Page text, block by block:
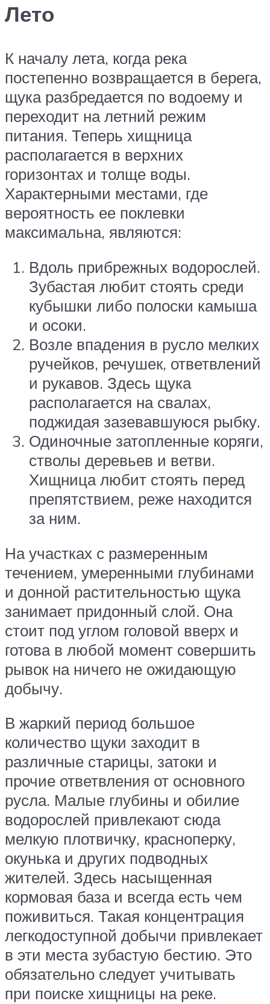
Лето
К началу лета, когда река
постепенно возвращается в берега,
щука разбредается по водоему и
переходит на летний режим
питания. Теперь хищница
располагается в верхних
горизонтах и толще воды.
Характерными местами, где
вероятность ее поклевки
максимальна, являются:
Вдоль прибрежных водорослей.
Зубастая любит стоять среди
кубышки либо полоски камыша
и осоки.
Возле впадения в русло мелких
ручейков, речушек, ответвлений
и рукавов. Здесь щука
располагается на свалах,
поджидая зазевавшуюся рыбку.
Одиночные затопленные коряги,
стволы деревьев и ветви.
Хищница любит стоять перед
препятствием, реже находится
за ним.
На участках с размеренным
течением, умеренными глубинами
и донной растительностью щука
занимает придонный слой. Она
стоит под углом головой вверх и
готова в любой момент совершить
рывок на ничего не ожидающую
добычу.
В жаркий период большое
количество щуки заходит в
различные старицы, затоки и
прочие ответвления от основного
русла. Малые глубины и обилие
водорослей привлекают сюда
мелкую плотвичку, красноперку,
окунька и других подводных
жителей. Здесь насыщенная
кормовая база и всегда есть чем
поживиться. Такая концентрация
легкодоступной добычи привлекает
в эти места зубастую бестию. Это
обязательно следует учитывать
при поиске хищницы на реке.